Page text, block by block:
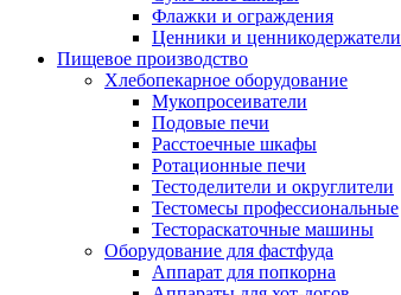
Флажки и ограждения
Ценники и ценникодержатели
Пищевое производство
Хлебопекарное оборудование
Мукопросеиватели
Подовые печи
Расстоечные шкафы
Ротационные печи
Тестоделители и округлители
Тестомесы профессиональные
Тестораскаточные машины
Оборудование для фастфуда
Аппарат для попкорна